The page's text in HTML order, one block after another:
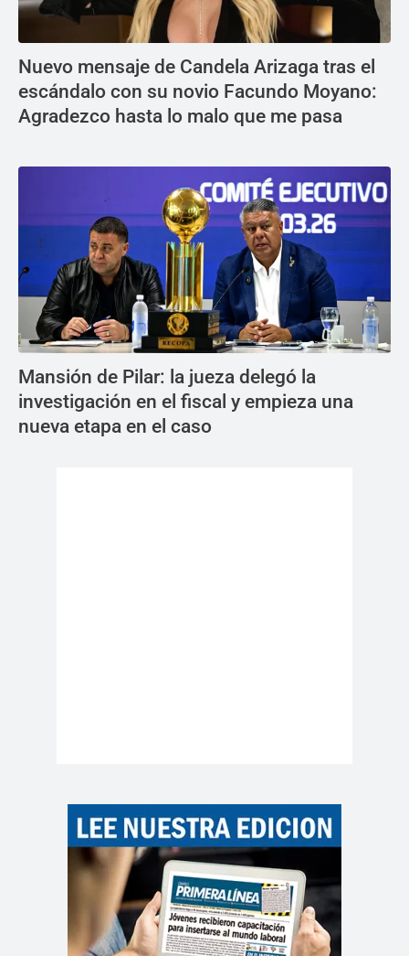
Nuevo mensaje de Candela Arizaga tras el
escándalo con su novio Facundo Moyano:
Agradezco hasta lo malo que me pasa
Mansión de Pilar: la jueza delegó la
investigación en el fiscal y empieza una
nueva etapa en el caso